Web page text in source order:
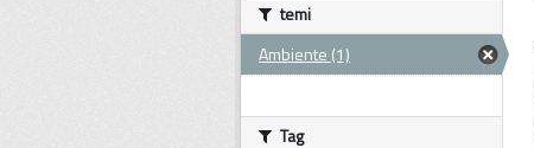
temi
Ambiente (1)
Tag